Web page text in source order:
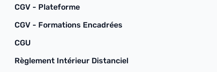
CGV - Plateforme
CGV - Formations Encadrées
CGU
Règlement Intérieur Distanciel